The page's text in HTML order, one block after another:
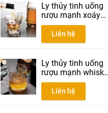
Ly thủy tinh uống
rượu mạnh xoáy
300ml
Liên hệ
Ly thủy tinh uống
rượu mạnh whisky
300ml
Liên hệ